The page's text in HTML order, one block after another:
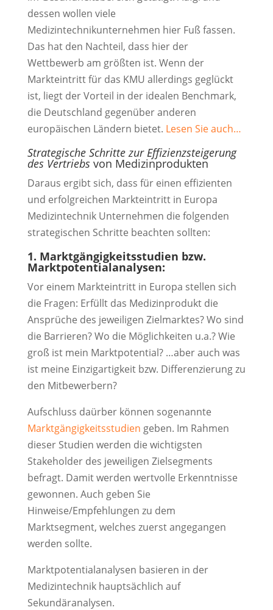
dessen wollen viele
Medizintechnikunternehmen hier Fuß fassen.
Das hat den Nachteil, dass hier der
Wettbewerb am größten ist. Wenn der
Markteintritt für das KMU allerdings geglückt
ist, liegt der Vorteil in der idealen Benchmark,
die Deutschland gegenüber anderen
europäischen Ländern bietet. Lesen Sie auch…
Strategische Schritte zur Effizienzsteigerung
des Vertriebsvon Medizinprodukten
Daraus ergibt sich, dass für einen effizienten
und erfolgreichen Markteintritt in Europa
Medizintechnik Unternehmen die folgenden
strategischen Schritte beachten sollten:
1. Marktgängigkeitsstudien bzw.
Marktpotentialanalysen:
Vor einem Markteintritt in Europa stellen sich
die Fragen: Erfüllt das Medizinprodukt die
Ansprüche des jeweiligen Zielmarktes? Wo sind
die Barrieren? Wo die Möglichkeiten u.a.? Wie
groß ist mein Marktpotential? …aber auch was
ist meine Einzigartigkeit bzw. Differenzierung zu
den Mitbewerbern?
Aufschluss daürber können sogenannte
Marktgängigkeitsstudien geben. Im Rahmen
dieser Studien werden die wichtigsten
Stakeholder des jeweiligen Zielsegments
befragt. Damit werden wertvolle Erkenntnisse
gewonnen. Auch geben Sie
Hinweise/Empfehlungen zu dem
Marktsegment, welches zuerst angegangen
werden sollte.
Marktpotentialanalysen basieren in der
Medizintechnik hauptsächlich auf
Sekundäranalysen.